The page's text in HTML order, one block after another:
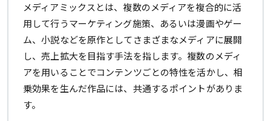
メディアミックスとは、複数のメディアを複合的に活
用して行うマーケティング施策、あるいは漫画やゲー
ム、小説などを原作としてさまざまなメディアに展開
し、売上拡大を目指す手法を指します。複数のメディ
アを用いることでコンテンツごとの特性を活かし、相
乗効果を生んだ作品には、共通するポイントがありま
す。